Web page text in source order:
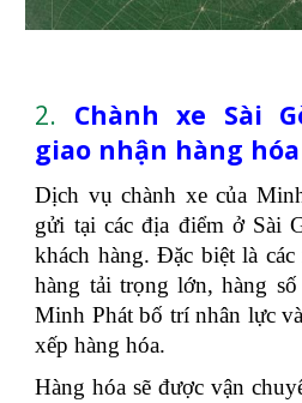
2. Chành xe Sài
giao nhận hàng
Dịch vụ chành xe của
gửi tại các địa điểm ở Sài
khách hàng. Đặc biệt là
hàng tải trọng lớn, hàng
Minh Phát bố trí nhân lực
xếp hàng hóa.
Hàng hóa sẽ được vận